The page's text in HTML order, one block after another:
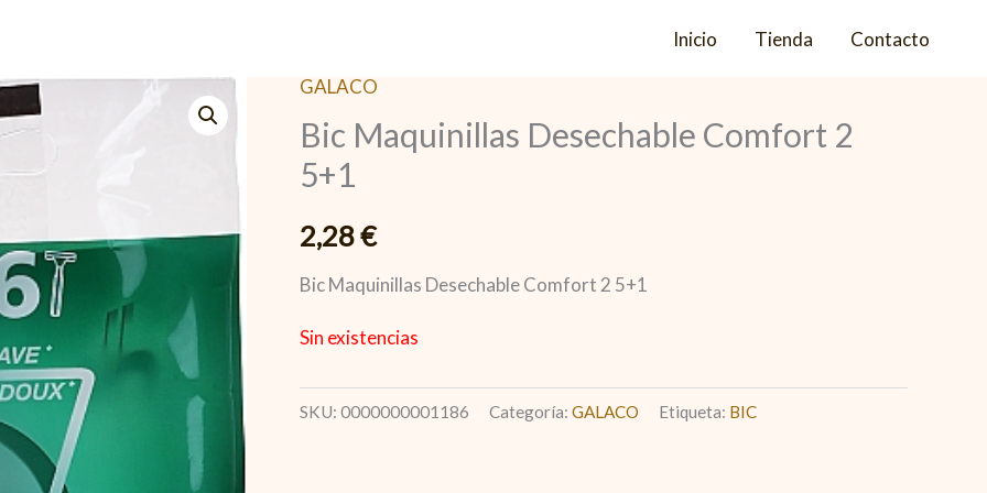
Inicio Tienda Contacto
GALACO
Bic Maquinillas Desechable Comfort 2
5+1
2,28€
Bic Maquinillas Desechable Comfort 2 5+1
Sin existencias
SKU: 0000000001186 Categoría: GALACO Etiqueta: BIC